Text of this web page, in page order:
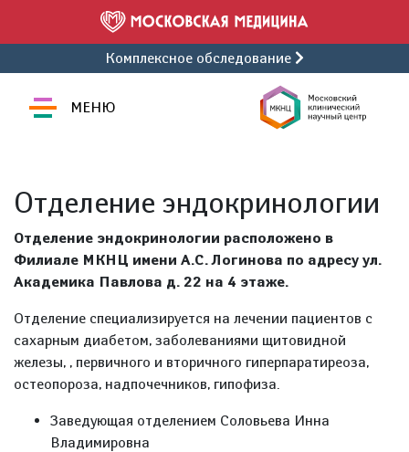
Комплексное обследование
МЕНЮ
Отделение эндокринологии
Отделение эндокринологии расположено в
Филиале МКНЦ имени А.С. Логинова по адресу ул.
Академика Павлова д. 22 на 4 этаже.
Отделение специализируется на лечении пациентов с
сахарным диабетом, заболеваниями щитовидной
железы, , первичного и вторичного гиперпаратиреоза,
остеопороза, надпочечников, гипофиза.
Заведующая отделением Соловьева Инна
Владимировна